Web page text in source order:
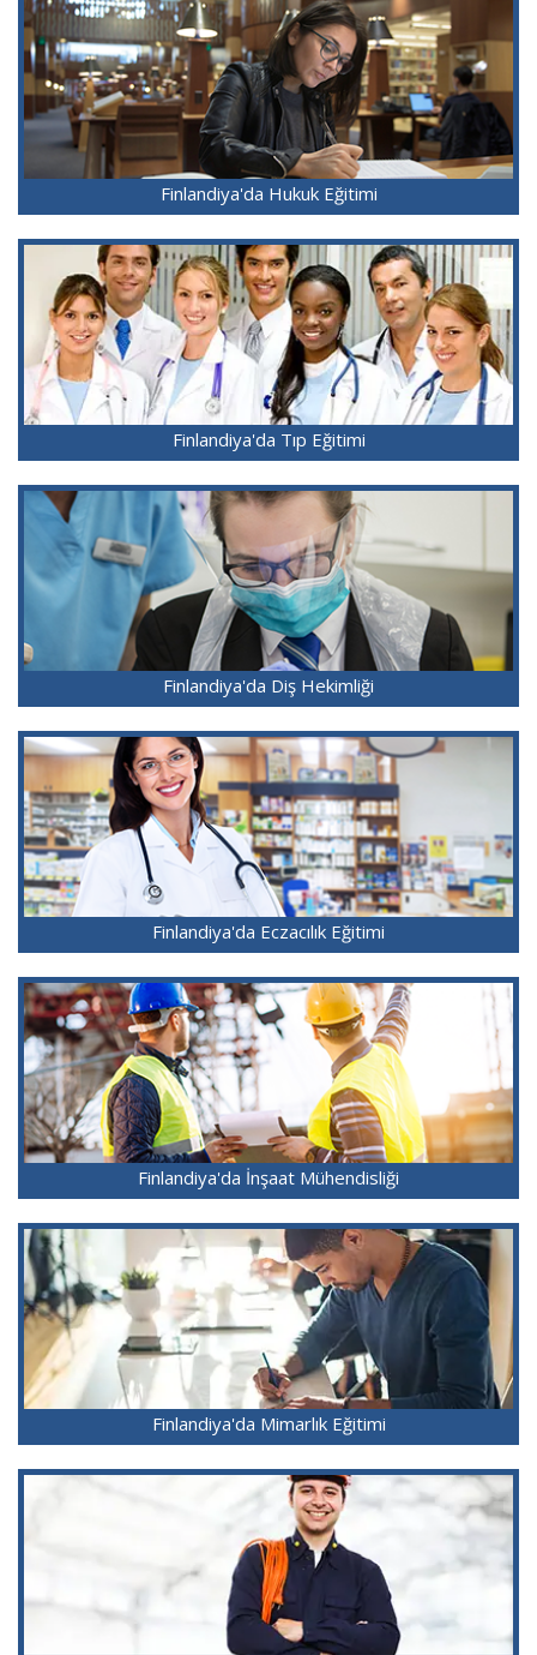
Finlandiya'da Hukuk Eğitimi
Finlandiya'da Tıp Eğitimi
Finlandiya'da Diş Hekimliği
Finlandiya'da Eczacılık Eğitimi
Finlandiya'da İnşaat Mühendisliği
Finlandiya'da Mimarlık Eğitimi